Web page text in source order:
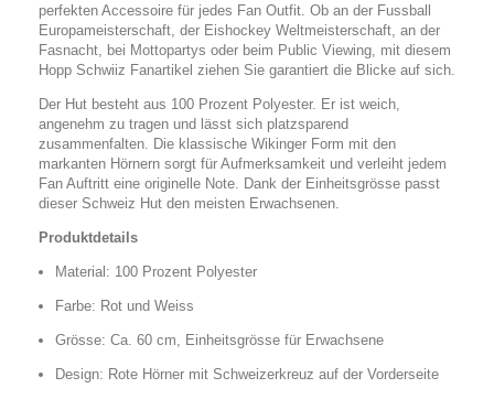
perfekten Accessoire für jedes Fan Outfit. Ob an der Fussball
Europameisterschaft, der Eishockey Weltmeisterschaft, an der
Fasnacht, bei Mottopartys oder beim Public Viewing, mit diesem
Hopp Schwiiz Fanartikel ziehen Sie garantiert die Blicke auf sich.
Der Hut besteht aus 100 Prozent Polyester. Er ist weich,
angenehm zu tragen und lässt sich platzsparend
zusammenfalten. Die klassische Wikinger Form mit den
markanten Hörnern sorgt für Aufmerksamkeit und verleiht jedem
Fan Auftritt eine originelle Note. Dank der Einheitsgrösse passt
dieser Schweiz Hut den meisten Erwachsenen.
Produktdetails
Material: 100 Prozent Polyester
Farbe: Rot und Weiss
Grösse: Ca. 60 cm, Einheitsgrösse für Erwachsene
Design: Rote Hörner mit Schweizerkreuz auf der Vorderseite